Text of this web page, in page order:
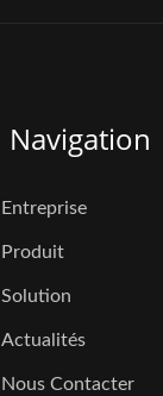
Navigation
Entreprise
Produit
Solution
Actualités
Nous Contacter